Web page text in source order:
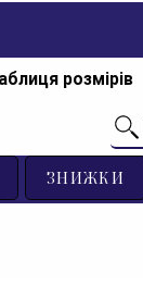
розмірів
ЗНИЖКИ